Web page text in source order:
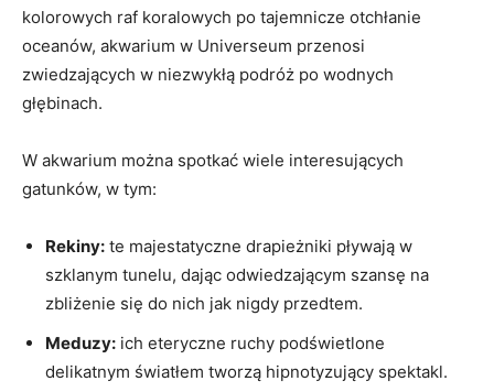
kolorowych raf koralowych po tajemnicze otchłanie
oceanów, akwarium w Universeum przenosi
zwiedzających w niezwykłą podróż po wodnych
głębinach.
W akwarium można spotkać wiele interesujących
gatunków, w tym:
Rekiny: te majestatyczne drapieżniki pływają w
szklanym tunelu, dając odwiedzającym szansę na
zbliżenie się do nich jak nigdy przedtem.
Meduzy: ich eteryczne ruchy podświetlone
delikatnym światłem tworzą hipnotyzujący spektakl.